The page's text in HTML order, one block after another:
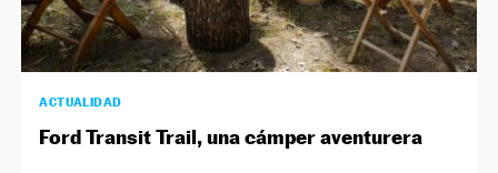
ACTUALIDAD
Ford Transit Trail, una cámper aventurera